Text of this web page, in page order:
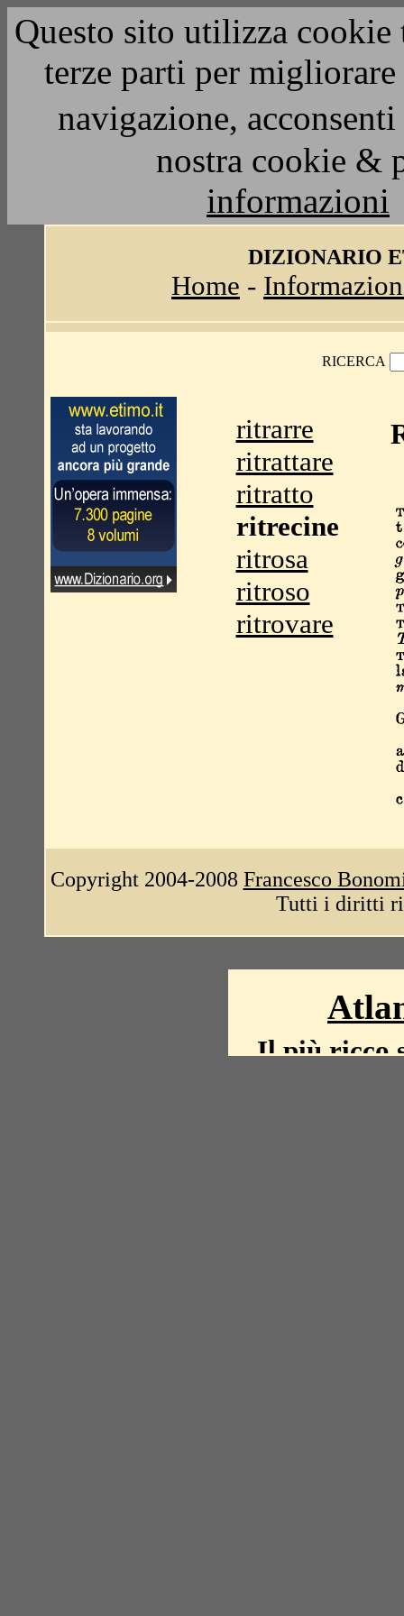
Questo sito utilizza
terze parti per
navigazione,
nostra cookie &
informazioni
DIZIONARIO
Home -
RICERCA
ritrarre
ritrattare
ritratto
ritrecine
ritrosa
ritroso
ritrovare
Copyright 2004-2008 Francesco
Tutti i diritti
Il più ricco